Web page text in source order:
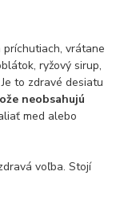
príchutiach, vrátane
ryžový sirup,
to zdravé desiatu
neobsahujú
med alebo
voľba. Stojí